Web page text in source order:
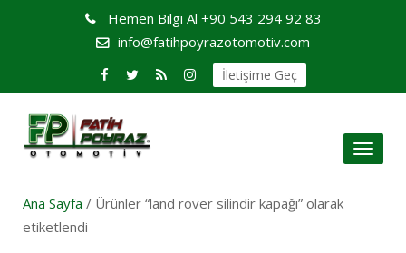
Hemen Bilgi Al +90 543 294 92 83
info@fatihpoyrazotomotiv.com
İletişime Geç
Toggle
Ana Sayfa / Ürünler “land rover silindir kapağı” olarak
etiketlendi